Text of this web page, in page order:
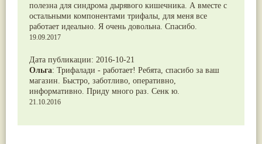
полезна для синдрома дырявого кишечника. А вместе с
остальными компонентами трифалы, для меня все
работает идеально. Я очень довольна. Спасибо.
19.09.2017
Дата публикации: 2016-10-21
Ольга: Трифалади - работает! Ребята, спасибо за ваш
магазин. Быстро, заботливо, оперативно,
информативно. Приду много раз. Сенк ю.
21.10.2016